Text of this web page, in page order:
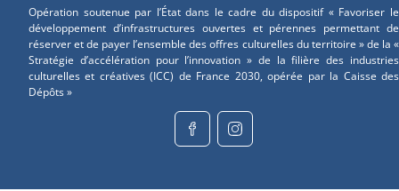
Opération soutenue par l’État dans le cadre du dispositif « Favoriser le
développement d’infrastructures ouvertes et pérennes permettant de
réserver et de payer l’ensemble des offres culturelles du territoire » de la «
Stratégie d’accélération pour l’innovation » de la filière des industries
culturelles et créatives (ICC) de France 2030, opérée par la Caisse des
Dépôts »